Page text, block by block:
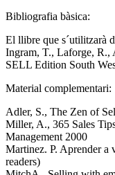
Bibliografia bàsica:
El llibre que s´utilitzarà
Ingram, T., Laforge, R.,
SELL Edition South
Material complementari:
Adler, S., The Zen of
Miller, A., 365 Sales
Management 2000
Martinez. P. Aprender a
readers)